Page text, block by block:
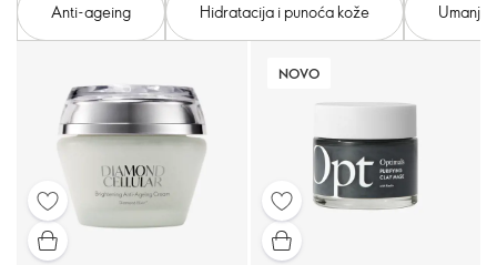
Anti-ageing
Hidratacija i punoća kože
NOVO